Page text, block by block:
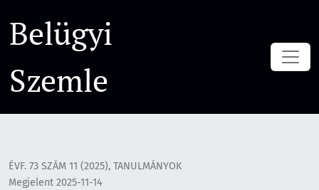
Belügyi
Szemle
ÉVF. 73 SZÁM 11 (2025), TANULMÁNYOK
Megjelent 2025-11-14